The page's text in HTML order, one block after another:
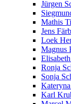
Jürgen
Mathis
Jens
Loek
Magnus
Ronja
Sonja
Karl